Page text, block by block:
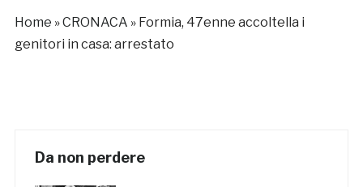
Home »CRONACA » Formia, 47enne accoltella i
genitori in casa: arrestato
Da non perdere